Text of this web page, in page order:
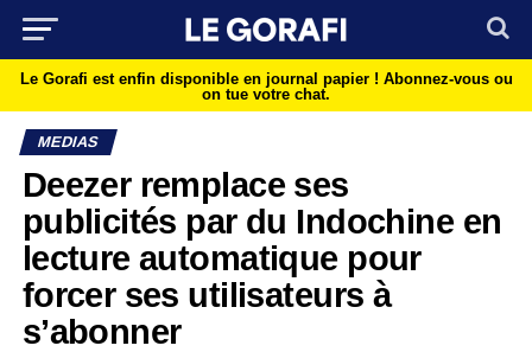
Le Gorafi est enfin disponible en journal papier ! Abonnez-vous ou
on tue votre chat.
MEDIAS
Deezer remplace ses
publicités par du Indochine en
lecture automatique pour
forcer ses utilisateurs à
s’abonner